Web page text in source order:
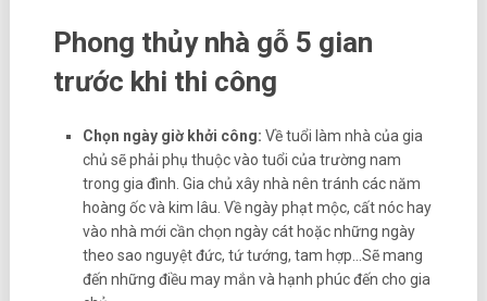
Phong thủy nhà gỗ 5 gian
trước khi thi công
Chọn ngày giờ khởi công: Về tuổi làm nhà của gia
chủ sẽ phải phụ thuộc vào tuổi của trường nam
trong gia đình. Gia chủ xây nhà nên tránh các năm
hoàng ốc và kim lâu. Về ngày phạt mộc, cất nóc hay
vào nhà mới cần chọn ngày cát hoặc những ngày
theo sao nguyệt đức, tứ tướng, tam hợp…Sẽ mang
đến những điều may mắn và hạnh phúc đến cho gia